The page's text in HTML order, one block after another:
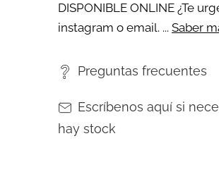
DISPONIBLE ONLINE ¿Te
instagram o email. ... Saber
Preguntas frecuentes
Escríbenos aquí si
hay stock